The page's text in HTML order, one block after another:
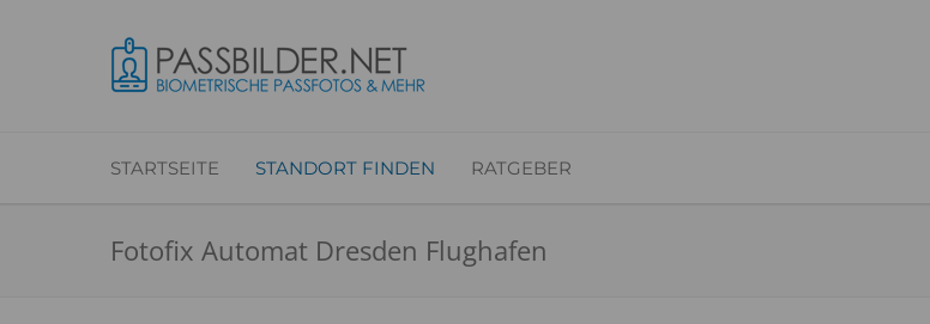
STARTSEITE STANDORT FINDEN RATGEBER
Fotofix Automat Dresden Flughafen